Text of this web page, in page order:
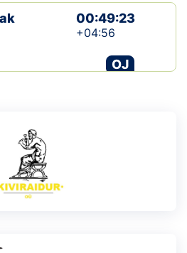
00:49:23
+04:56
OJ